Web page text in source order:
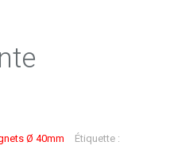
Ø 40mm Étiquette :